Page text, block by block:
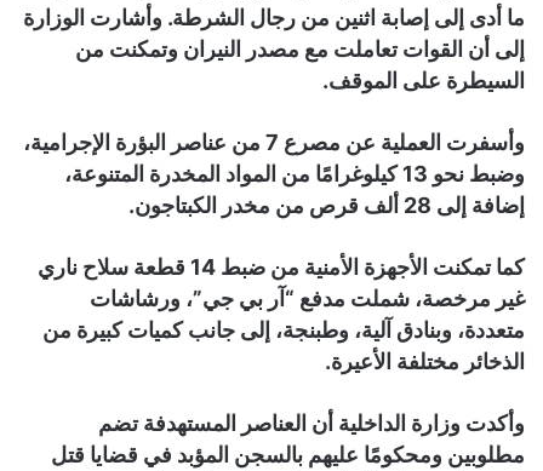
ما أدى إلى إصابة اثنين من رجال الشرطة. وأشارت الوزارة
إلى أن القوات تعاملت مع مصدر النيران وتمكنت من
السيطرة على الموقف.
وأسفرت العملية عن مصرع 7 من عناصر البؤرة الإجرامية،
وضبط نحو 13 كيلوغرامًا من المواد المخدرة المتنوعة،
إضافة إلى 28 ألف قرص من مخدر الكبتاجون.
كما تمكنت الأجهزة الأمنية من ضبط 14 قطعة سلاح ناري
غير مرخصة، شملت مدفع “آر بي جي”، ورشاشات
متعددة، وبنادق آلية، وطبنجة، إلى جانب كميات كبيرة من
الذخائر مختلفة الأعيرة.
وأكدت وزارة الداخلية أن العناصر المستهدفة تضم
مطلوبين ومحكومًا عليهم بالسجن المؤبد في قضايا قتل